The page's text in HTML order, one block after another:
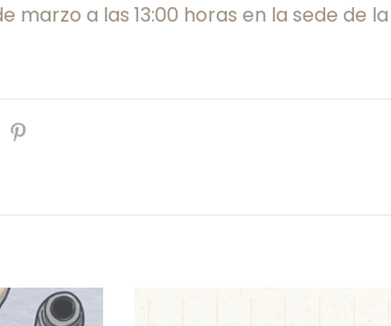
marzo a las 13:00 horas en la sede de